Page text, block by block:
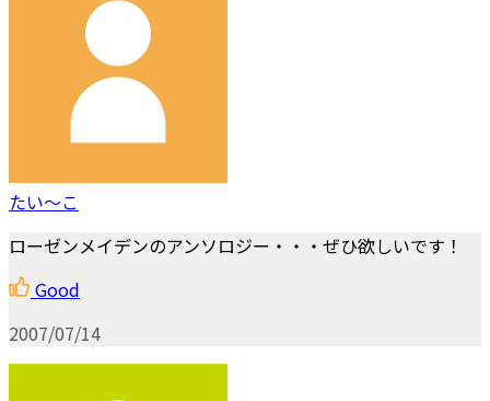
たい～こ
ローゼンメイデンのアンソロジー・・・ぜひ欲しいです！
Good
2007/07/14